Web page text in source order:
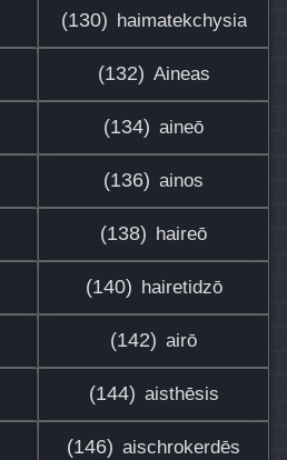
(130) haimatekchysia
(132) Aineas
(134) aineō
(136) ainos
(138) haireō
(140) hairetidzō
(142) airō
(144) aisthēsis
(146) aischrokerdēs